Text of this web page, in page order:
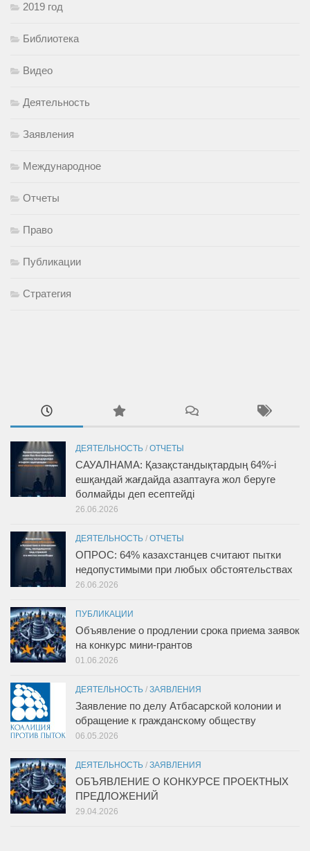
2019 год
Библиотека
Видео
Деятельность
Заявления
Международное
Отчеты
Право
Публикации
Стратегия
ДЕЯТЕЛЬНОСТЬ / ОТЧЕТЫ
САУАЛНАМА: Қазақстандықтардың 64%-і
ешқандай жағдайда азаптауға жол беруге
болмайды деп есептейді
26.06.2026
ДЕЯТЕЛЬНОСТЬ / ОТЧЕТЫ
ОПРОС: 64% казахстанцев считают пытки
недопустимыми при любых обстоятельствах
26.06.2026
ПУБЛИКАЦИИ
Объявление о продлении срока приема заявок
на конкурс мини-грантов
01.06.2026
ДЕЯТЕЛЬНОСТЬ / ЗАЯВЛЕНИЯ
Заявление по делу Атбасарской колонии и
обращение к гражданскому обществу
06.05.2026
ДЕЯТЕЛЬНОСТЬ / ЗАЯВЛЕНИЯ
ОБЪЯВЛЕНИЕ О КОНКУРСЕ ПРОЕКТНЫХ
ПРЕДЛОЖЕНИЙ
29.04.2026